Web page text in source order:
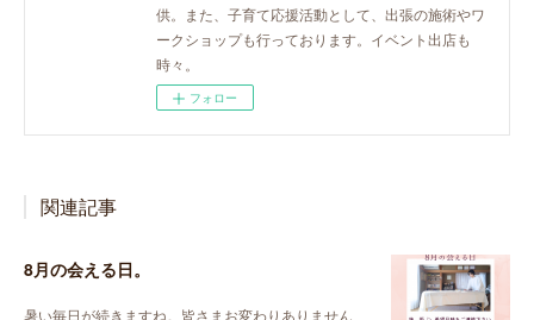
供。また、子育て応援活動として、出張の施術やワ
ークショップも行っております。イベント出店も
時々。
フォロー
関連記事
8月の会える日。
暑い毎日が続きますね。皆さまお変わりありません